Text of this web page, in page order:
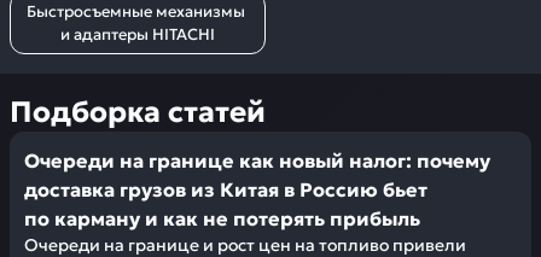
Быстросъемные механизмы
и адаптеры HITACHI
Подборка статей
Очереди на границе как новый налог: почему
доставка грузов из Китая в Россию бьет
по карману и как не потерять прибыль
Очереди на границе и рост цен на топливо привели